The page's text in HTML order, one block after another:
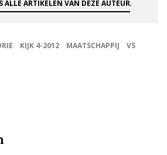
ALLE ARTIKELEN VAN DEZE AUTEUR
KIJK 4-2012 MAATSCHAPPIJ
VS